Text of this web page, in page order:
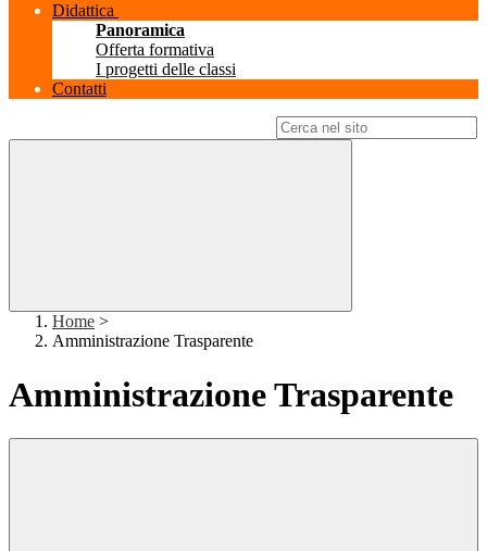
Didattica
Panoramica
Offerta formativa
I progetti delle classi
Contatti
Home >
Amministrazione Trasparente
Amministrazione Trasparente